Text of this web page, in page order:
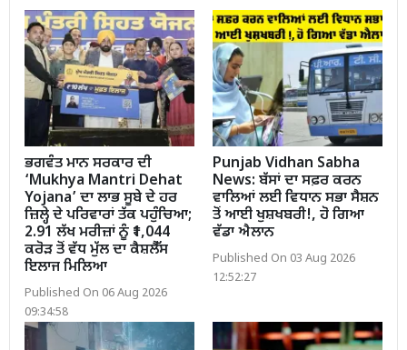
ਭਗਵੰਤ ਮਾਨ ਸਰਕਾਰ ਦੀ
‘Mukhya Mantri Dehat
Yojana’ ਦਾ ਲਾਭ ਸੂਬੇ ਦੇ ਹਰ
ਜ਼ਿਲ੍ਹੇ ਦੇ ਪਰਿਵਾਰਾਂ ਤੱਕ ਪਹੁੰਚਿਆ;
2.91 ਲੱਖ ਮਰੀਜ਼ਾਂ ਨੂੰ ₹1,044
ਕਰੋੜ ਤੋਂ ਵੱਧ ਮੁੱਲ ਦਾ ਕੈਸ਼ਲੈੱਸ
ਇਲਾਜ ਮਿਲਿਆ
Published On 06 Aug 2026
09:34:58
Punjab Vidhan Sabha
News: ਬੱਸਾਂ ਦਾ ਸਫ਼ਰ ਕਰਨ
ਵਾਲਿਆਂ ਲਈ ਵਿਧਾਨ ਸਭਾ ਸੈਸ਼ਨ
ਤੋਂ ਆਈ ਖੁਸ਼ਖਬਰੀ!, ਹੋ ਗਿਆ
ਵੱਡਾ ਐਲਾਨ
Published On 03 Aug 2026
12:52:27